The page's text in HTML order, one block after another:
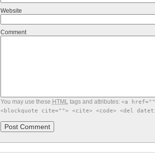
Website
Comment
You may use these HTMLtags and attributes: <a
<blockquote cite=""> <cite> <code> <del